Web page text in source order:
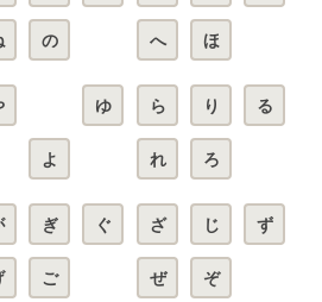
の へ ほ
ゆ
よ
ら り る
れ ろ
ぎ ぐ
ご
ざ じ ず
ぜ ぞ